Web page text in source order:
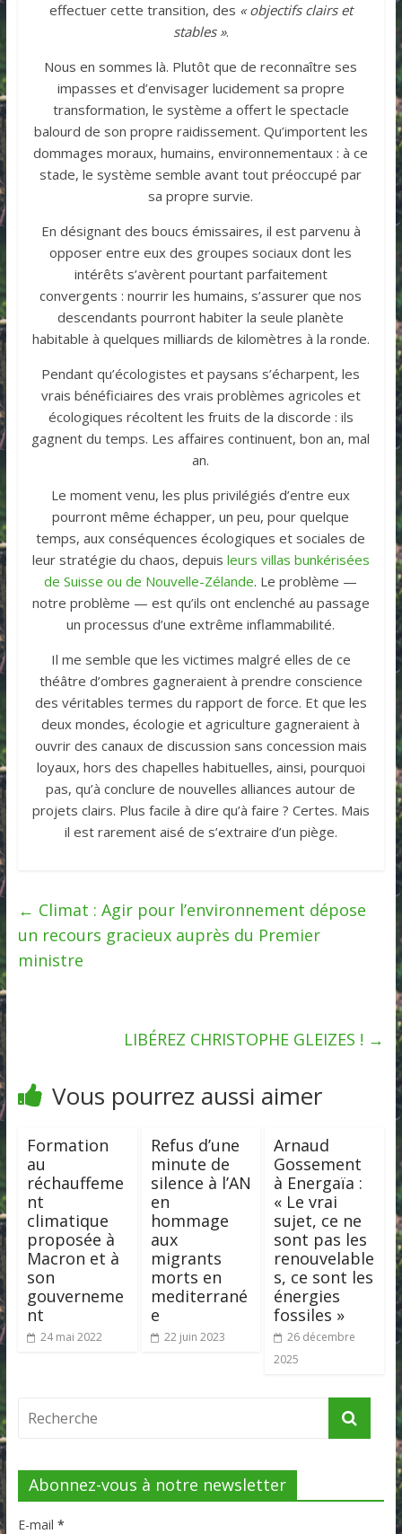
effectuer cette transition, des « objectifs clairs et
stables ».
Nous en sommes là. Plutôt que de reconnaître ses
impasses et d’envisager lucidement sa propre
transformation, le système a offert le spectacle
balourd de son propre raidissement. Qu’importent les
dommages moraux, humains, environnementaux : à ce
stade, le système semble avant tout préoccupé par
sa propre survie.
En désignant des boucs émissaires, il est parvenu à
opposer entre eux des groupes sociaux dont les
intérêts s’avèrent pourtant parfaitement
convergents : nourrir les humains, s’assurer que nos
descendants pourront habiter la seule planète
habitable à quelques milliards de kilomètres à la ronde.
Pendant qu’écologistes et paysans s’écharpent, les
vrais bénéficiaires des vrais problèmes agricoles et
écologiques récoltent les fruits de la discorde : ils
gagnent du temps. Les affaires continuent, bon an, mal
an.
Le moment venu, les plus privilégiés d’entre eux
pourront même échapper, un peu, pour quelque
temps, aux conséquences écologiques et sociales de
leur stratégie du chaos, depuis leurs villas bunkérisées
de Suisse ou de Nouvelle-Zélande. Le problème —
notre problème — est qu’ils ont enclenché au passage
un processus d’une extrême inflammabilité.
Il me semble que les victimes malgré elles de ce
théâtre d’ombres gagneraient à prendre conscience
des véritables termes du rapport de force. Et que les
deux mondes, écologie et agriculture gagneraient à
ouvrir des canaux de discussion sans concession mais
loyaux, hors des chapelles habituelles, ainsi, pourquoi
pas, qu’à conclure de nouvelles alliances autour de
projets clairs. Plus facile à dire qu’à faire ? Certes. Mais
il est rarement aisé de s’extraire d’un piège.
← Climat : Agir pour l’environnement dépose
un recours gracieux auprès du Premier
ministre
LIBÉREZ CHRISTOPHE GLEIZES ! →
Vous pourrez aussi aimer
Formation
au
réchauffeme
nt
climatique
proposée à
Macron et à
son
gouverneme
nt
24 mai 2022
Refus d’une
minute de
silence à l’AN
en
hommage
aux
migrants
morts en
mediterrané
e
22 juin 2023
Arnaud
Gossement
à Energaïa :
« Le vrai
sujet, ce ne
sont pas les
renouvelable
s, ce sont les
énergies
fossiles »
26 décembre
2025
Abonnez-vous à notre newsletter
E-mail *